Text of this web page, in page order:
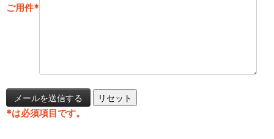
ご用件*
*は必須項目です。